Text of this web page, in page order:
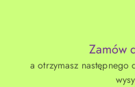
Zamów
a otrzymasz